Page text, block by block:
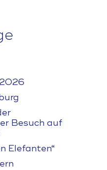
Besuch auf
Elefanten“